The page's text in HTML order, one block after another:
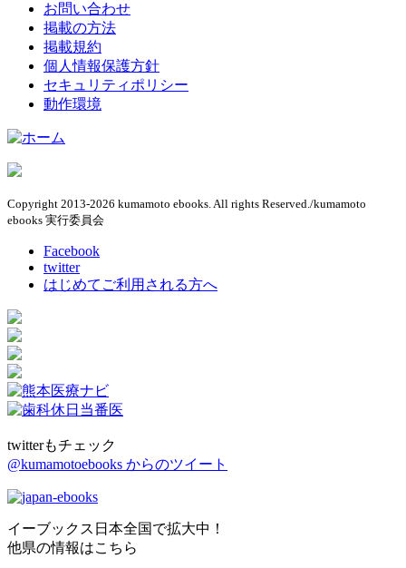
お問い合わせ
掲載の方法
掲載規約
個人情報保護方針
セキュリティポリシー
動作環境
Copyright 2013-2026 kumamoto ebooks. All rights Reserved./kumamoto
ebooks 実行委員会
Facebook
twitter
はじめてご利用される方へ
twitterもチェック
@kumamotoebooks からのツイート
イーブックス日本全国で拡大中！
他県の情報はこちら